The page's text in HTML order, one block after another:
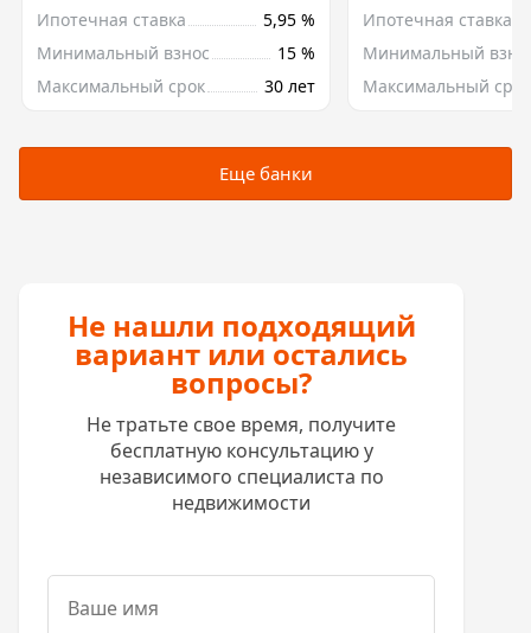
Ипотечная ставка
5,95 %
Минимальный взнос
15 %
Максимальный срок
30 лет
Ипотечная ставка
Минимальный
Максимальный срок
Еще банки
Не нашли подходящий
вариант или остались
вопросы?
Не тратьте свое время, получите
бесплатную консультацию у
независимого специалиста по
недвижимости